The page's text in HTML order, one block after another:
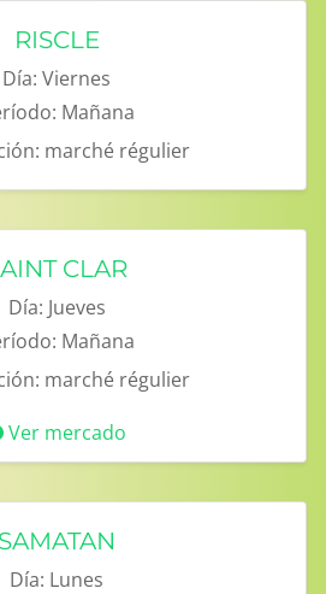
RISCLE
Día: Viernes
Mañana
marché régulier
CLAR
Día: Jueves
Mañana
marché régulier
Ver mercado
SAMATAN
Día: Lunes